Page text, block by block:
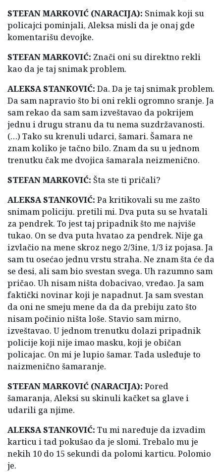
STEFAN MARKOVIĆ (NARACIJA): Snimak koji su
policajci pominjali, Aleksa misli da je onaj gde
komentarišu devojke.
STEFAN MARKOVIĆ: Znači oni su direktno rekli
kao da je taj snimak problem.
ALEKSA STANKOVIĆ: Da. Da je taj snimak problem.
Da sam napravio što bi oni rekli ogromno sranje. Ja
sam rekao da sam sam izveštavao da pokrijem
jednu i drugu stranu da tu nema suzdržavanosti.
(…) Tako su krenuli udarci, šamari. Šamara ne
znam koliko je tačno bilo. Znam da su u jednom
trenutku čak me dvojica šamarala neizmenično.
STEFAN MARKOVIĆ: Šta ste ti pričali?
ALEKSA STANKOVIĆ: Pa kritikovali su me zašto
snimam policiju. pretili mi. Dva puta su se hvatali
za pendrek. To jest taj pripadnik što me najviše
tukao. On se dva puta hvatao za pendrek. Nije ga
izvlačio na mene skroz nego 2/3ine, 1/3 iz pojasa. Ja
sam tu osećao jednu vrstu straha. Ne znam šta će da
se desi, ali sam bio svestan svega. Uh razumno sam
pričao. Uh nisam ništa dobacivao, vređao. Ja sam
faktički novinar koji je napadnut. Ja sam svestan
da oni ne smeju mene da da da prebiju zato što
nisam počinio ništa loše. Stavio sam mirno,
izveštavao. U jednom trenutku dolazi pripadnik
policije koji nije imao masku, koji je običan
policajac. On mi je lupio šamar. Tada usleđuje to
naizmenično šamaranje.
STEFAN MARKOVIĆ (NARACIJA): Pored
šamaranja, Aleksi su skinuli kačket sa glave i
udarili ga njime.
ALEKSA STANKOVIĆ: Tu mi naređuje da izvadim
karticu i tad pokušao da je slomi. Trebalo mu je
nekih 10 do 15 sekundi da polomi karticu. Polomio
je.